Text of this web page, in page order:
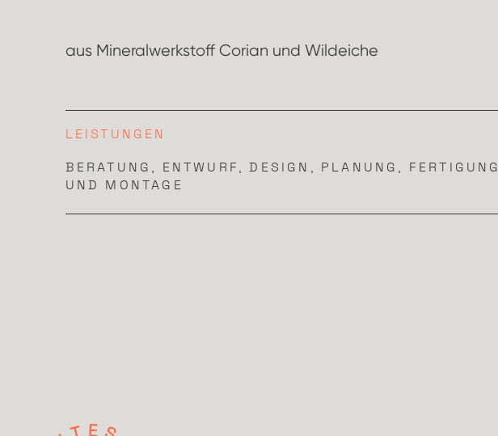
aus Mineralwerkstoff Corian und Wildeiche
LEISTUNGEN
BERATUNG, ENTWURF, DESIGN, PLANUNG, FERTIGUNG
UND MONTAGE